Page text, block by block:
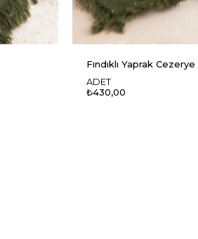
Fındıklı Yaprak Cezerye
ADET
₺430,00